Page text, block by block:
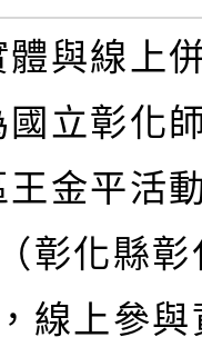
體與線上
國立彰化
王金平活
彰化縣
線上參